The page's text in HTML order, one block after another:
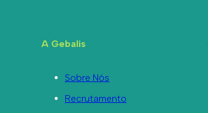
A Gebalis
Sobre Nós
Recrutamento